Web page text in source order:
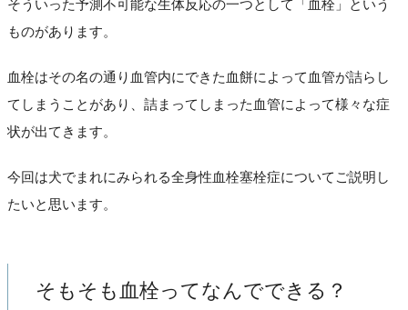
そういった予測不可能な生体反応の一つとして「血栓」という
ものがあります。
血栓はその名の通り血管内にできた血餅によって血管が詰らし
てしまうことがあり、詰まってしまった血管によって様々な症
状が出てきます。
今回は犬でまれにみられる全身性血栓塞栓症についてご説明し
たいと思います。
そもそも血栓ってなんでできる？